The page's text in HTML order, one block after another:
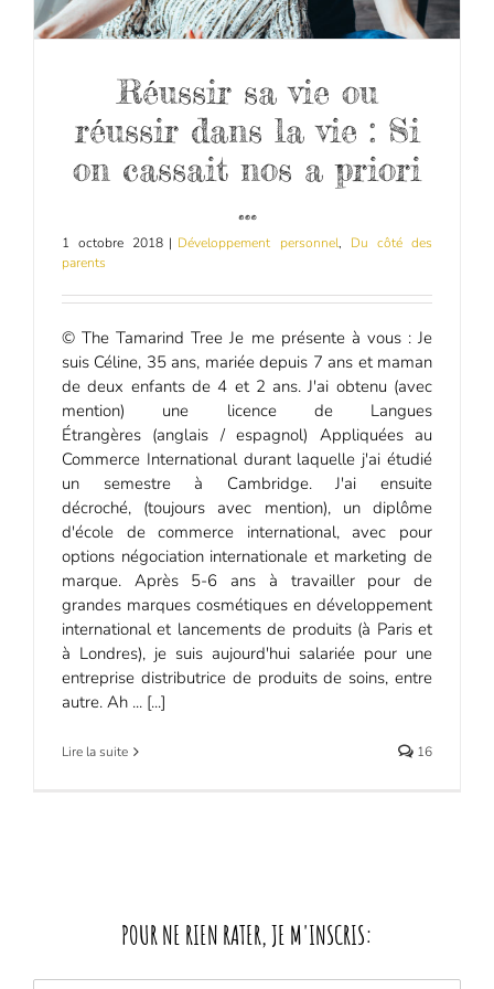
Réussir sa vie ou
réussir dans la vie : Si
on cassait nos a priori
…
1 octobre 2018 | Développement personnel, Du côté des
parents
© The Tamarind Tree Je me présente à vous : Je
suis Céline, 35 ans, mariée depuis 7 ans et maman
de deux enfants de 4 et 2 ans. J'ai obtenu (avec
mention) une licence de Langues
Étrangères (anglais / espagnol) Appliquées au
Commerce International durant laquelle j'ai étudié
un semestre à Cambridge. J'ai ensuite
décroché, (toujours avec mention), un diplôme
d'école de commerce international, avec pour
options négociation internationale et marketing de
marque. Après 5-6 ans à travailler pour de
grandes marques cosmétiques en développement
international et lancements de produits (à Paris et
à Londres), je suis aujourd'hui salariée pour une
entreprise distributrice de produits de soins, entre
autre. Ah ... [...]
Lire la suite 16
POUR NE RIEN RATER, JE M'INSCRIS: